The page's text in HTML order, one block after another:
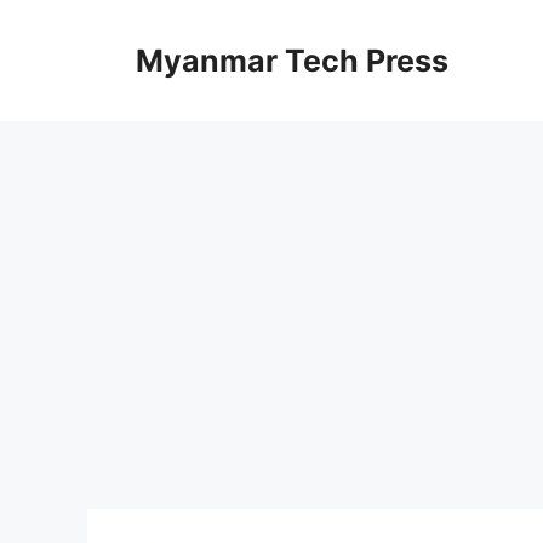
Myanmar Tech Press